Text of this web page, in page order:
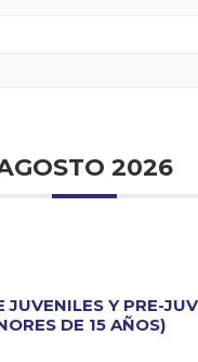
2026
JUVENILES Y PRE-
DE 15 AÑOS)